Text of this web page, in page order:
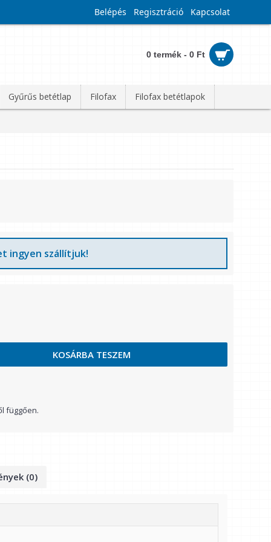
Belépés Regisztráció Kapcsolat
0 termék - 0 Ft
Gyűrűs betétlap Filofax Filofax betétlapok
ingyen szállítjuk!
KOSÁRBA TESZEM
függően.
(0)